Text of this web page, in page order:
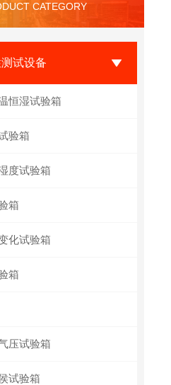
CATEGORY
试设备
恒湿试验箱
验箱
度试验箱
箱
化试验箱
箱
压试验箱
试验箱